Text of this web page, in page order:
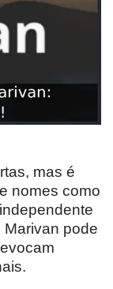
mas é
nomes como
pode